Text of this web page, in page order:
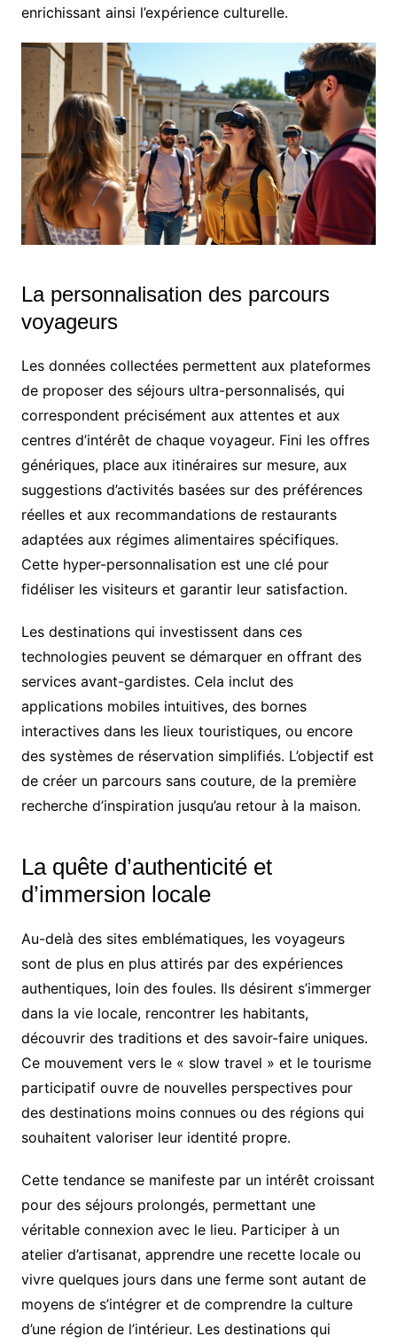
enrichissant ainsi l’expérience culturelle.
La personnalisation des parcours
voyageurs
Les données collectées permettent aux plateformes
de proposer des séjours ultra-personnalisés, qui
correspondent précisément aux attentes et aux
centres d’intérêt de chaque voyageur. Fini les offres
génériques, place aux itinéraires sur mesure, aux
suggestions d’activités basées sur des préférences
réelles et aux recommandations de restaurants
adaptées aux régimes alimentaires spécifiques.
Cette hyper-personnalisation est une clé pour
fidéliser les visiteurs et garantir leur satisfaction.
Les destinations qui investissent dans ces
technologies peuvent se démarquer en offrant des
services avant-gardistes. Cela inclut des
applications mobiles intuitives, des bornes
interactives dans les lieux touristiques, ou encore
des systèmes de réservation simplifiés. L’objectif est
de créer un parcours sans couture, de la première
recherche d’inspiration jusqu’au retour à la maison.
La quête d’authenticité et
d’immersion locale
Au-delà des sites emblématiques, les voyageurs
sont de plus en plus attirés par des expériences
authentiques, loin des foules. Ils désirent s’immerger
dans la vie locale, rencontrer les habitants,
découvrir des traditions et des savoir-faire uniques.
Ce mouvement vers le « slow travel » et le tourisme
participatif ouvre de nouvelles perspectives pour
des destinations moins connues ou des régions qui
souhaitent valoriser leur identité propre.
Cette tendance se manifeste par un intérêt croissant
pour des séjours prolongés, permettant une
véritable connexion avec le lieu. Participer à un
atelier d’artisanat, apprendre une recette locale ou
vivre quelques jours dans une ferme sont autant de
moyens de s’intégrer et de comprendre la culture
d’une région de l’intérieur. Les destinations qui